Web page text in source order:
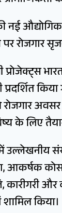
औद्योगिक
रोजगार
प्रोजेक्ट्स
रोजगार
लिए तैयार
उल्लेखनीय
आकर्षक
किया।